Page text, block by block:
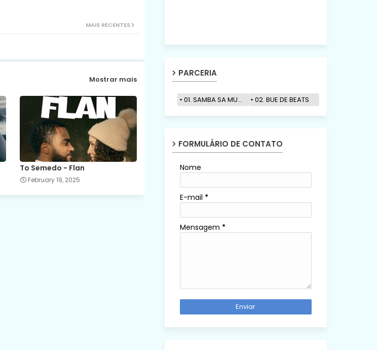
MAIS RECENTES
Mostrar mais
To Semedo - Flan
February 19, 2025
PARCERIA
01. SAMBA SA MUZIK 02. BUE DE BEATS
FORMULÁRIO DE CONTATO
Nome
E-mail *
Mensagem *